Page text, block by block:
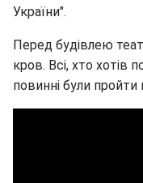
України".
Перед будівлею
кров. Всі, хто хотів
повинні були пройти